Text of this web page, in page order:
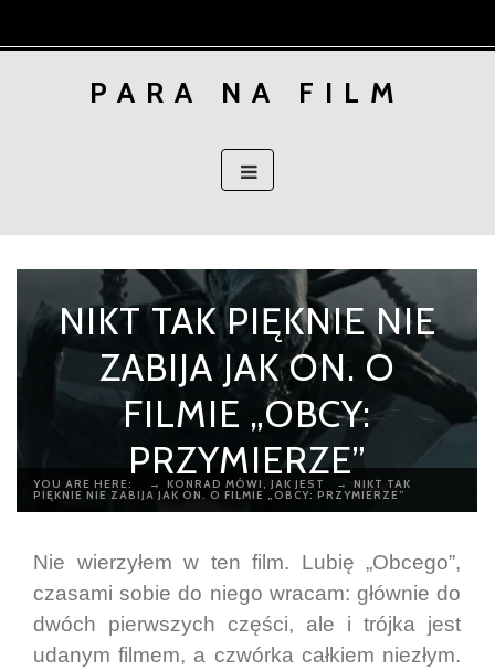
to
PARA NA FILM
YOU ARE HERE: → KONRAD MÓWI, JAK JEST → NIKT TAK
PIĘKNIE NIE ZABIJA JAK ON. O FILMIE „OBCY: PRZYMIERZE”
NIKT TAK PIĘKNIE NIE
ZABIJA JAK ON. O
FILMIE „OBCY:
PRZYMIERZE”
Nie wierzyłem w ten film. Lubię „Obcego”,
czasami sobie do niego wracam: głównie do
dwóch pierwszych części, ale i trójka jest
udanym filmem, a czwórka całkiem niezłym.